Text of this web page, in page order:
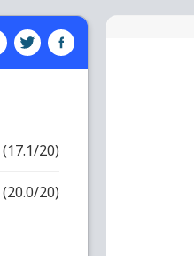
(17.1/20)
(20.0/20)